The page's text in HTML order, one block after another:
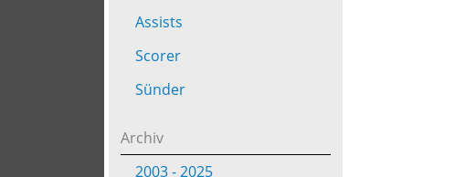
Assists
Scorer
Sünder
Archiv
2003 - 2025